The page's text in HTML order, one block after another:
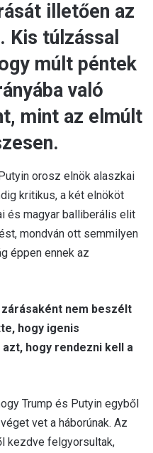
illetően az
Kis túlzással
múlt péntek
való
mint az elmúlt
orosz elnök alaszkai
kritikus, a két elnököt
és magyar balliberális elit
mondván ott semmilyen
éppen ennek az
nem beszélt
hogy igenis
hogy rendezni kell a
Trump és Putyin egyből
vet a háborúnak. Az
kezdve felgyorsultak,